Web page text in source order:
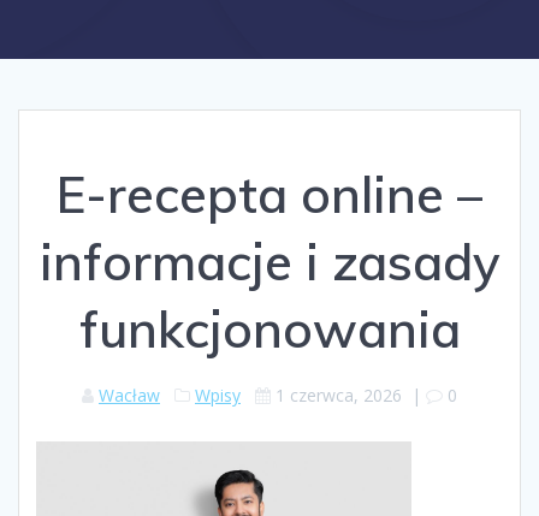
E-recepta online –
informacje i zasady
funkcjonowania
Wacław Wpisy 1 czerwca, 2026 | 0